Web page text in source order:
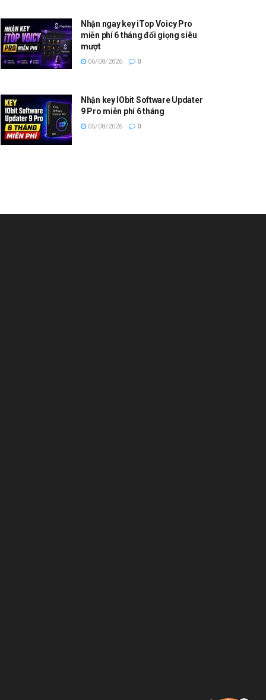
Nhận ngay key iTop Voicy Pro
miễn phí 6 tháng đổi giọng siêu
mượt
06/08/2026 0
Nhận key IObit Software Updater
9 Pro miễn phí 6 tháng
05/08/2026 0